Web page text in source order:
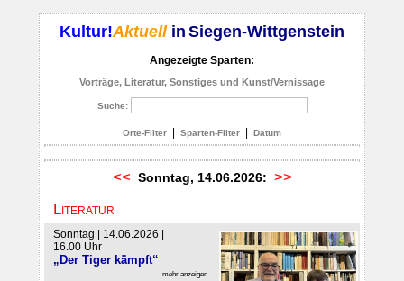
Kultur!Aktuellin Siegen-Wittgenstein
Angezeigte Sparten:
Vorträge, Literatur, Sonstiges und Kunst/Vernissage
Suche:
Orte-Filter Sparten-Filter Datum
<< Sonntag, 14.06.2026: >>
Literatur
Sonntag | 14.06.2026 |
16.00 Uhr
„Der Tiger kämpft“
... mehr anzeigen